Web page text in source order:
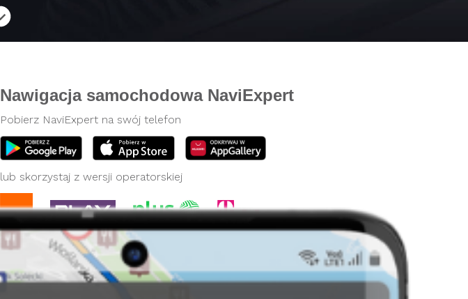
Nawigacja samochodowa NaviExpert
Pobierz NaviExpert na swój telefon
lub skorzystaj z wersji operatorskiej